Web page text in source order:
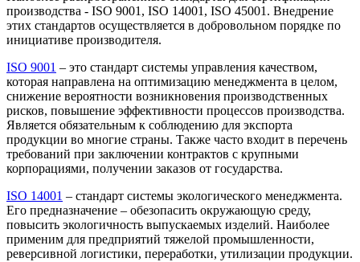
производства - ISO 9001, ISO 14001, ISO 45001. Внедрение
этих стандартов осуществляется в добровольном порядке по
инициативе производителя.
ISO 9001 – это стандарт системы управления качеством,
которая направлена на оптимизацию менеджмента в целом,
снижение вероятности возникновения производственных
рисков, повышение эффективности процессов производства.
Является обязательным к соблюдению для экспорта
продукции во многие страны. Также часто входит в перечень
требований при заключении контрактов с крупными
корпорациями, получении заказов от государства.
ISO 14001 – стандарт системы экологического менеджмента.
Его предназначение – обезопасить окружающую среду,
повысить экологичность выпускаемых изделий. Наиболее
применим для предприятий тяжелой промышленности,
реверсивной логистики, переработки, утилизации продукции.